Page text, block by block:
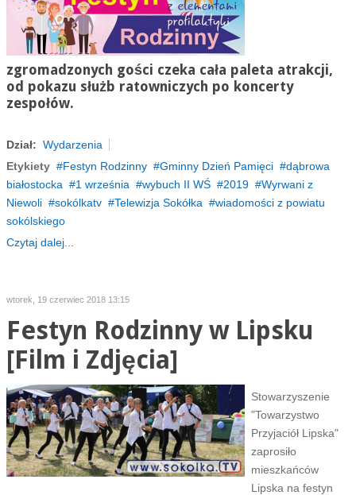
zgromadzonych gości czeka cała paleta atrakcji,
od pokazu służb ratowniczych po koncerty
zespołów.
Dział: Wydarzenia
Etykiety
Festyn Rodzinny Gminny Dzień Pamięci
dąbrowa
białostocka
1 września wybuch II WŚ 2019
Wyrwani z
Niewoli
sokólkatv Telewizja Sokółka
wiadomości z powiatu
sokólskiego
Czytaj dalej...
wtorek, 19 czerwiec 2018 13:15
Festyn Rodzinny w Lipsku
[Film i Zdjęcia]
Stowarzyszenie
"Towarzystwo
Przyjaciół Lipska"
zaprosiło
mieszkańców
Lipska na festyn